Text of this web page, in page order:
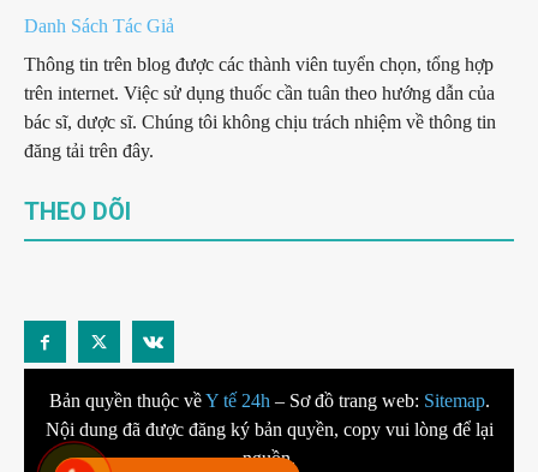
Danh Sách Tác Giả
Thông tin trên blog được các thành viên tuyển chọn, tổng hợp
trên internet. Việc sử dụng thuốc cần tuân theo hướng dẫn của
bác sĩ, dược sĩ. Chúng tôi không chịu trách nhiệm về thông tin
đăng tải trên đây.
THEO DÕI
Bản quyền thuộc vềY tế 24h – Sơ đồ trang web: Sitemap.
Nội dung đã được đăng ký bản quyền, copy vui lòng để lại
nguồn.